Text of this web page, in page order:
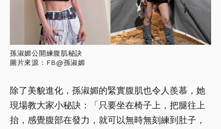
孫淑媚公開練腹肌秘訣
圖片來源：FB@孫淑媚
除了美貌進化，孫淑媚的緊實腹肌也令人羨慕，她
現場教大家小秘訣：「只要坐在椅子上，把腿往上
抬，感覺腹部在發力，就可以無時無刻練到肚子，